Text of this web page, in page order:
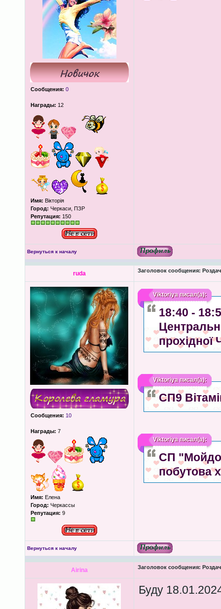
Сообщения: 0
Награды: 12
Имя: Вікторія
Город: Черкаси, ПЗР
Репутация: 150
Вернуться к началу
ruda Заголовок сообщения:
Сообщения: 10
Награды: 7
Имя: Елена
Город: Черкассы
Репутация: 9
Viktoriyaписал(а):
18:40 -
прохідної
Viktoriyaписал(а):
СП9
Viktoriyaписал(а):
СП
побутова
Вернуться к началу
Airina Заголовок сообщения:
Буду